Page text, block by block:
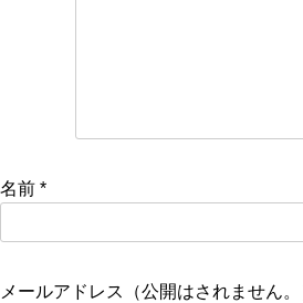
名前 *
メールアドレス（公開はされません。